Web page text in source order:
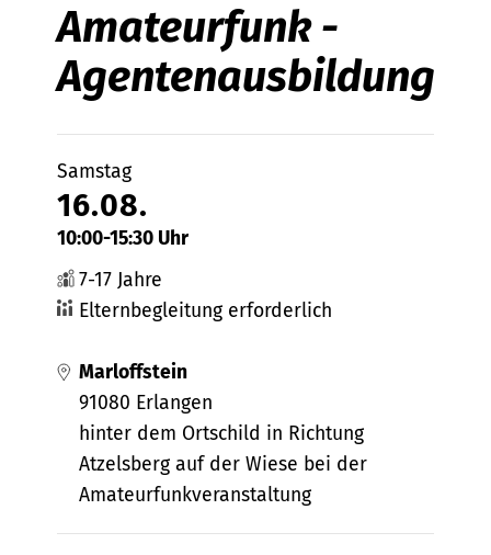
Amateurfunk -
Agentenausbildung
Samstag
16.08.
10:00-15:30 Uhr
7-17 Jahre
Elternbegleitung erforderlich
Marloffstein
91080 Erlangen
hinter dem Ortschild in Richtung
Atzelsberg auf der Wiese bei der
Amateurfunkveranstaltung